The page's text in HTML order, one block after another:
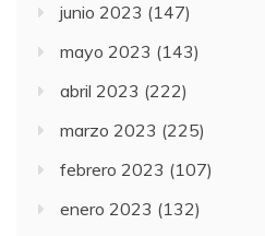
junio 2023 (147)
mayo 2023 (143)
abril 2023 (222)
marzo 2023 (225)
febrero 2023 (107)
enero 2023 (132)